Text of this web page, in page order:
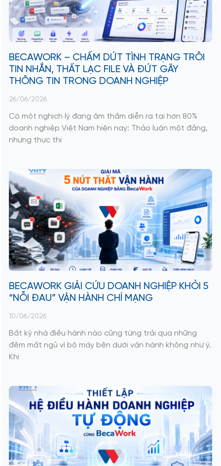
BECAWORK – CHẤM DỨT TÌNH TRẠNG TRÔI
TIN NHẮN, THẤT LẠC FILE VÀ ĐỨT GÃY
THÔNG TIN TRONG DOANH NGHIỆP
26/06/2026
Có một nghịch lý đang âm thầm diễn ra tại hơn 80%
doanh nghiệp Việt Nam hiện nay: Thảo luận một đằng,
nhưng thực thi
BECAWORK GIẢI CỨU DOANH NGHIỆP KHỎI 5
“NỖI ĐAU” VẬN HÀNH CHÍ MẠNG
10/06/2026
Bất kỳ nhà điều hành nào cũng từng trải qua những
đêm mất ngủ vì bộ máy bên dưới vận hành không như ý.
Khi